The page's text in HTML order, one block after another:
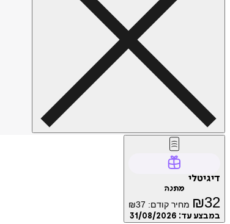
דיגיטלי
מתנה
₪32 מחיר קודם: ₪37
במבצע עד: 31/08/2026